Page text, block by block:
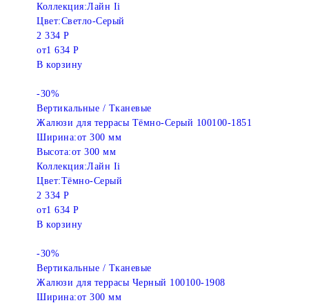
Коллекция:Лайн Ii
Цвет:Светло-Серый
2 334 Р
от1 634 Р
В корзину
-30%
Вертикальные / Тканевые
Жалюзи для террасы Тёмно-Серый 100100-1851
Ширина:от 300 мм
Высота:от 300 мм
Коллекция:Лайн Ii
Цвет:Тёмно-Серый
2 334 Р
от1 634 Р
В корзину
-30%
Вертикальные / Тканевые
Жалюзи для террасы Черный 100100-1908
Ширина:от 300 мм